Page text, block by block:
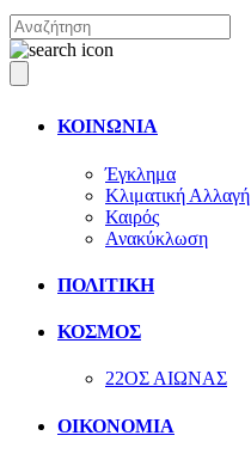
ΚΟΙΝΩΝΙΑ
Έγκλημα
Κλιματική Αλλαγή
Καιρός
Ανακύκλωση
ΠΟΛΙΤΙΚΗ
ΚΟΣΜΟΣ
22ΟΣ ΑΙΩΝΑΣ
ΟΙΚΟΝΟΜΙΑ